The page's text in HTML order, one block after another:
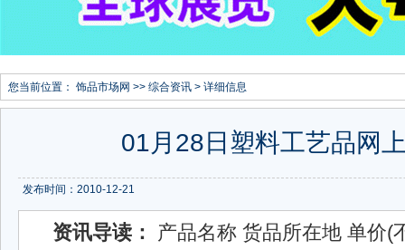
您当前位置： 饰品市场网 >> 综合资讯 > 详细信息
01月28日塑料工艺品网
发布时间：2010-12-21
资讯导读： 产品名称 货品所在地 单价(